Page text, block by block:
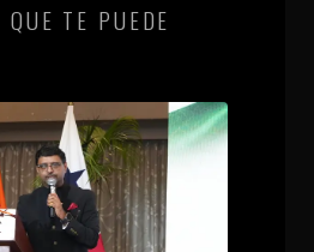
QUE TE PUEDE